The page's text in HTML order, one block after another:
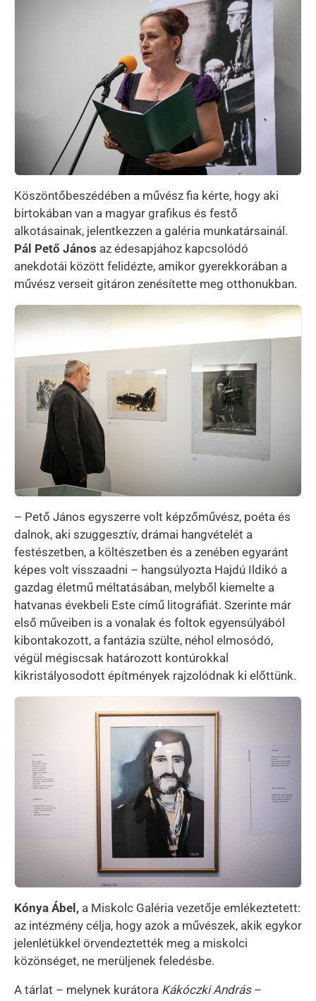
Köszöntőbeszédében a művész fia kérte, hogy aki
birtokában van a magyar grafikus és festő
alkotásainak, jelentkezzen a galéria munkatársainál.
Pál Pető János az édesapjához kapcsolódó
anekdotái között felidézte, amikor gyerekkorában a
művész verseit gitáron zenésítette meg otthonukban.
– Pető János egyszerre volt képzőművész, poéta és
dalnok, aki szuggesztív, drámai hangvételét a
festészetben, a költészetben és a zenében egyaránt
képes volt visszaadni – hangsúlyozta Hajdú Ildikó a
gazdag életmű méltatásában, melyből kiemelte a
hatvanas évekbeli Este című litográfiát. Szerinte már
első műveiben is a vonalak és foltok egyensúlyából
kibontakozott, a fantázia szülte, néhol elmosódó,
végül mégiscsak határozott kontúrokkal
kikristályosodott építmények rajzolódnak ki előttünk.
Kép
Kónya Ábel, a Miskolc Galéria vezetője emlékeztetett:
az intézmény célja, hogy azok a művészek, akik egykor
jelenlétükkel örvendeztették meg a miskolci
közönséget, ne merüljenek feledésbe.
A tárlat – melynek kurátora Kákóczki András–